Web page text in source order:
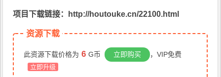
项目下载链接：http://houtouke.cn/22100.html
资源下载
此资源下载价格为 6 G币 立即购买 ，VIP免费
立即升级